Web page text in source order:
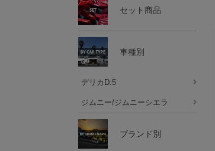
セット商品
車種別
デリカD:5
ジムニー/ジムニーシエラ
ブランド別